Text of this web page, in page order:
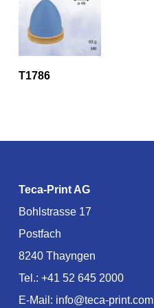
T1786
Teca-Print AG
Bohlstrasse 17
Postfach
8240 Thayngen
Tel.: +41 52 645 2000
E-Mail: info@teca-print.com